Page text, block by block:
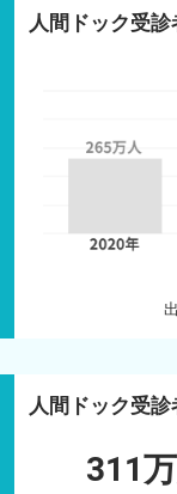
人間ドック受診
人間ドック受診
311